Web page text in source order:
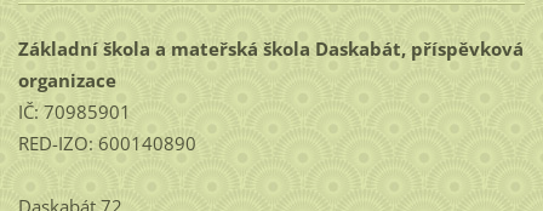
Základní škola a mateřská škola Daskabát, příspěvková
organizace
IČ: 70985901
RED-IZO: 600140890
Daskabát 72